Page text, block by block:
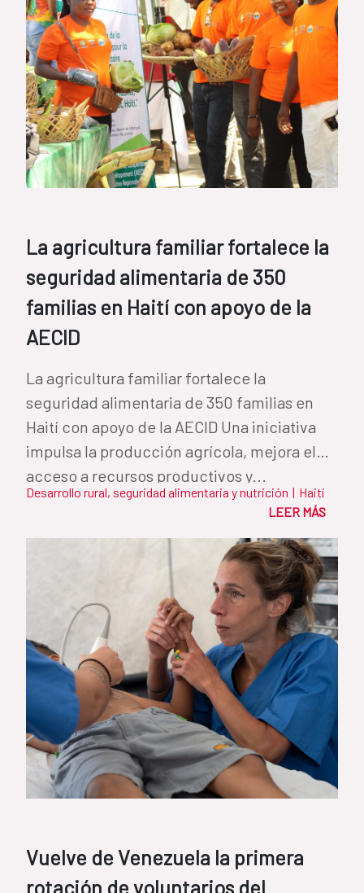
La agricultura familiar fortalece la
seguridad alimentaria de 350
familias en Haití con apoyo de la
AECID
La agricultura familiar fortalece la
seguridad alimentaria de 350 familias en
Haití con apoyo de la AECID Una iniciativa
impulsa la producción agrícola, mejora el
acceso a recursos productivos y...
Desarrollo rural, seguridad alimentaria y nutrición | Haití
LEER MÁS
Vuelve de Venezuela la primera
rotación de voluntarios del